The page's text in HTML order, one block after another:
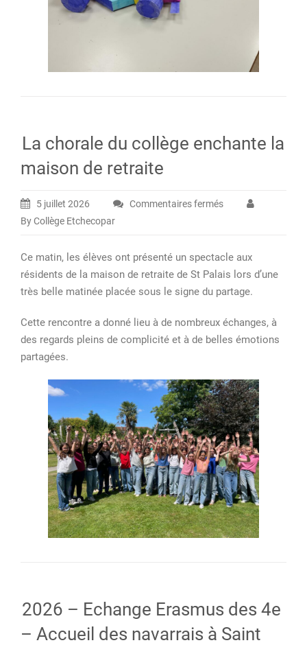
La chorale du collège enchante la
maison de retraite
5 juillet 2026 Commentaires ferméssur
du
collège
enchante
maison
de
By Collège Etchecopar
Ce matin, les élèves ont présenté un spectacle aux
résidents de la maison de retraite de St Palais lors d’une
très belle matinée placée sous le signe du partage.
Cette rencontre a donné lieu à de nombreux échanges, à
des regards pleins de complicité et à de belles émotions
partagées.
2026 – Echange Erasmus des 4e
– Accueil des navarrais à Saint